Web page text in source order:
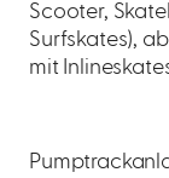
Scooter,
Surfskates),
mit